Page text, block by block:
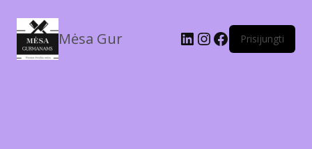
Mėsa Gur Prisijungti